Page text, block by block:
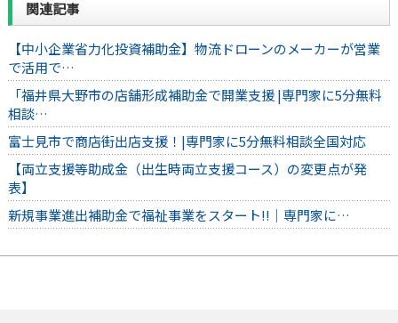
関連記事
【中小企業省力化投資補助金】物流ドローンのメーカーが営業
で活用で…
「福井県大野市の店舗形成補助金で開業支援 |専門家に5分無料
相談…
富士見市で商店街出店支援！|専門家に5分無料相談全国対応
【両立支援等助成金（出生時両立支援コース）の変更点が発
表】
新規事業進出補助金で福祉事業をスタート‼｜専門家に…